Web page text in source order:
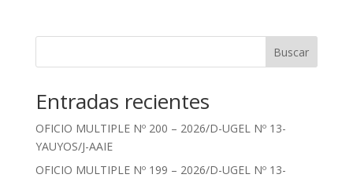
Buscar
Entradas recientes
OFICIO MULTIPLE Nº 200 – 2026/D-UGEL Nº 13-
YAUYOS/J-AAIE
OFICIO MULTIPLE Nº 199 – 2026/D-UGEL Nº 13-